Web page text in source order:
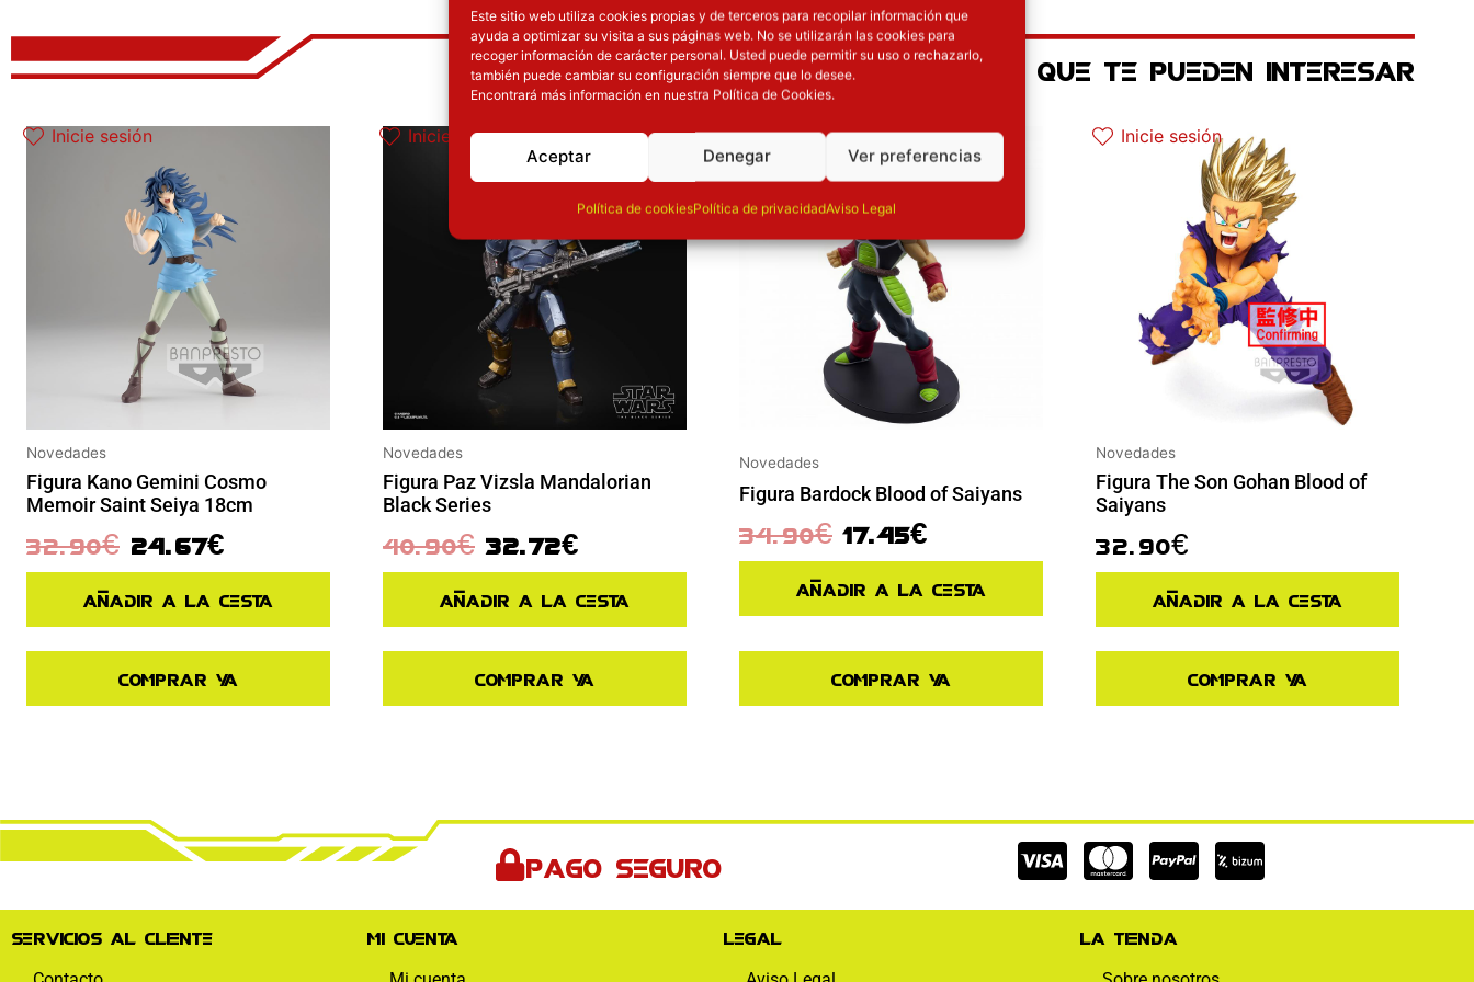
Este sitio web utiliza cookies propias y de terceros para recopilar información que
ayuda a optimizar su visita a sus páginas web. No se utilizarán las cookies para
recoger información de carácter personal. Usted puede permitir su uso o rechazarlo,
también puede cambiar su configuración siempre que lo desee.
Encontrará más información en nuestra Política de Cookies.
Aceptar Denegar Ver preferencias
Política de cookiesPolítica de privacidadAviso Legal
OTROS PRODUCTOS QUE TE PUEDEN INTERESAR
Inicie sesión
Novedades
Figura Kano Gemini Cosmo
Memoir Saint Seiya 18cm
32.90€ 24.67€
Añadir a la cesta
Comprar ya
Inicie sesión
Novedades
Figura Paz Vizsla Mandalorian
Black Series
40.90€ 32.72€
Añadir a la cesta
Comprar ya
Inicie sesión
Novedades
Figura Bardock Blood of Saiyans
34.90€ 17.45€
Añadir a la cesta
Comprar ya
Inicie sesión
Novedades
Figura The Son Gohan Blood of
Saiyans
32.90€
Añadir a la cesta
Comprar ya
Pago seguro
Cc-
visa
Cc-
mastercard
Cc-
paypal
Servicios al cliente Mi cuenta Legal La tienda